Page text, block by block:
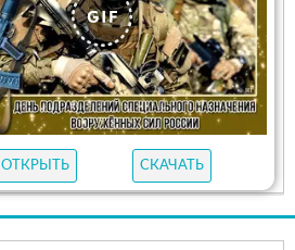
ОТКРЫТЬ СКАЧАТЬ